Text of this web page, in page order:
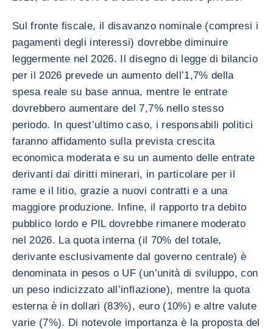
Sul fronte fiscale, il disavanzo nominale (compresi i
pagamenti degli interessi) dovrebbe diminuire
leggermente nel 2026. Il disegno di legge di bilancio
per il 2026 prevede un aumento dell’1,7% della
spesa reale su base annua, mentre le entrate
dovrebbero aumentare del 7,7% nello stesso
periodo. In quest’ultimo caso, i responsabili politici
faranno affidamento sulla prevista crescita
economica moderata e su un aumento delle entrate
derivanti dai diritti minerari, in particolare per il
rame e il litio, grazie a nuovi contratti e a una
maggiore produzione. Infine, il rapporto tra debito
pubblico lordo e PIL dovrebbe rimanere moderato
nel 2026. La quota interna (il 70% del totale,
derivante esclusivamente dal governo centrale) è
denominata in pesos o UF (un’unità di sviluppo, con
un peso indicizzato all’inflazione), mentre la quota
esterna è in dollari (83%), euro (10%) e altre valute
varie (7%). Di notevole importanza è la proposta del